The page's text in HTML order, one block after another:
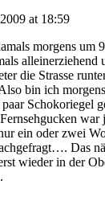
at 18:59
morgens um
alleinerziehend
die Strasse
bin ich
Schokoriegel
war
ein oder zwei
Das
wieder in der